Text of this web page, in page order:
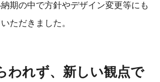
期の中で方針やデザイン変更等にも
ただきました。
われず、新しい観点で